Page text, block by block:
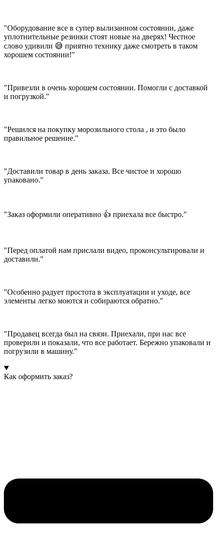
"Оборудование все в супер вылизанном состоянии, даже
уплотнительные резинки стоят новые на дверях! Честное
слово удивили 😅 приятно технику даже смотреть в таком
хорошем состоянии!"
"Привезли в очень хорошем состоянии. Помогли с доставкой
и погрузкой."
"Решился на покупку морозильного стола , и это было
правильное решение."
"Доставили товар в день заказа. Все чистое и хорошо
упаковано."
"Заказ оформили оперативно 👍 приехала все быстро."
"Перед оплатой нам прислали видео, проконсультировали и
доставили."
"Особенно радует простота в эксплуатации и уходе, все
элементы легко моются и собираются обратно."
"Продавец всегда был на связи. Приехали, при нас все
проверили и показали, что все работает. Бережно упаковали и
погрузили в машину."
Как оформить заказ?